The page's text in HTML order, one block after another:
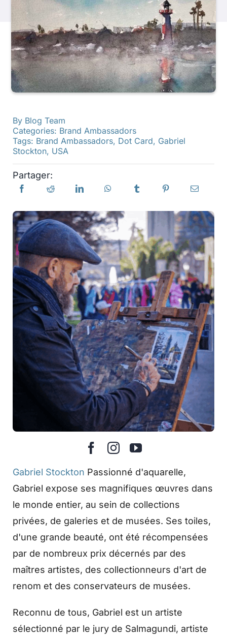
Produits
Événements
Blog
Ressources
Contactez-nous
S'abonner
By Blog Team
Categories: Brand Ambassadors
Tags: Brand Ambassadors, Dot Card, Gabriel
Stockton, USA
Partager:
Gabriel Stockton Passionné d'aquarelle,
Gabriel expose ses magnifiques œuvres dans
le monde entier, au sein de collections
privées, de galeries et de musées. Ses toiles,
d'une grande beauté, ont été récompensées
par de nombreux prix décernés par des
maîtres artistes, des collectionneurs d'art de
renom et des conservateurs de musées.
Reconnu de tous, Gabriel est un artiste
sélectionné par le jury de Salmagundi, artiste